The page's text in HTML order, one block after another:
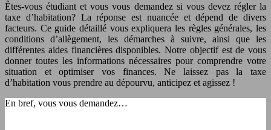
Êtes-vous étudiant et vous vous demandez si vous devez régler la
taxe d’habitation? La réponse est nuancée et dépend de divers
facteurs. Ce guide détaillé vous expliquera les règles générales, les
conditions d’allègement, les démarches à suivre, ainsi que les
différentes aides financières disponibles. Notre objectif est de vous
donner toutes les informations nécessaires pour comprendre votre
situation et optimiser vos finances. Ne laissez pas la taxe
d’habitation vous prendre au dépourvu, anticipez et agissez !
En bref, vous vous demandez…